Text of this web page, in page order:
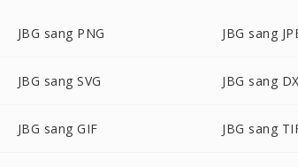
JBG sang PNG JBG sang
JBG sang SVG JBG sang
JBG sang GIF JBG sang